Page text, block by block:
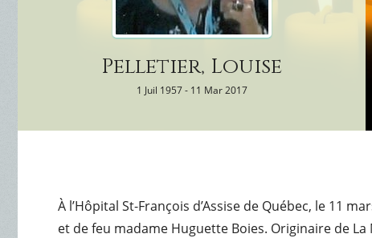
Pelletier, Louise
1 Juil 1957 - 11 Mar 2017
À l’Hôpital St-François d’Assise de Québec, le 11
et de feu madame Huguette Boies. Originaire de